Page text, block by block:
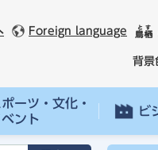
Foreign language
背景
ポーツ・文化・
ント
ビ